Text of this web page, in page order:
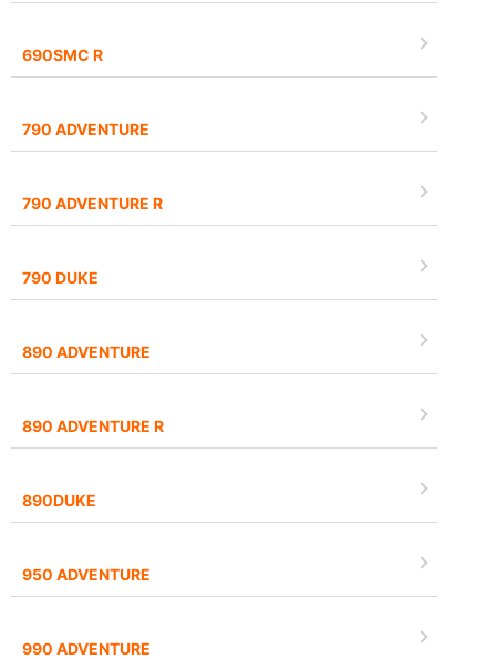
690SMC R
790 ADVENTURE
790 ADVENTURE R
790 DUKE
890 ADVENTURE
890 ADVENTURE R
890DUKE
950 ADVENTURE
990 ADVENTURE